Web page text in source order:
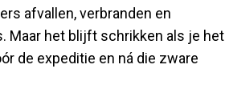
afvallen, verbranden en
Maar het blijft schrikken als je het
de expeditie en ná die zware